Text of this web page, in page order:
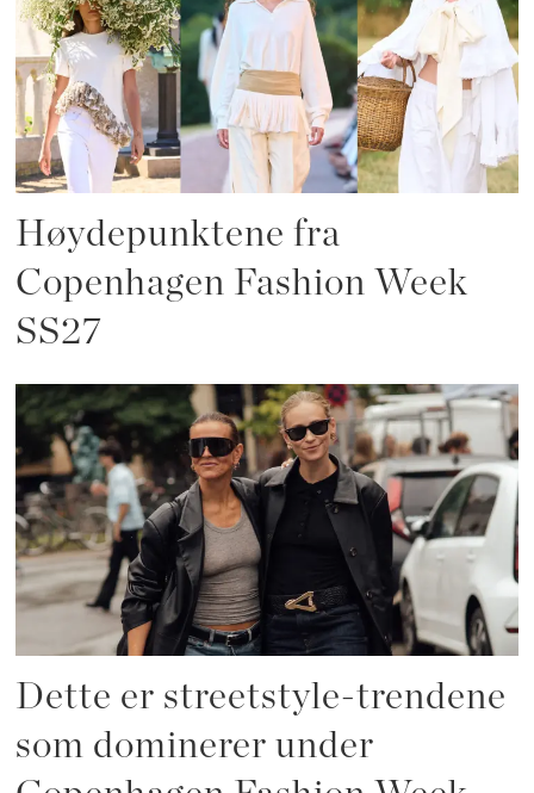
Høydepunktene fra
Copenhagen Fashion Week
SS27
Dette er streetstyle-trendene
som dominerer under